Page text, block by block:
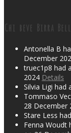
Chi beve Birra
Antonella B
December
truec1p8 had a
2024 Details
Silvia Ligi had
Tommaso
28 December
Stare Less
Fenna Woudt